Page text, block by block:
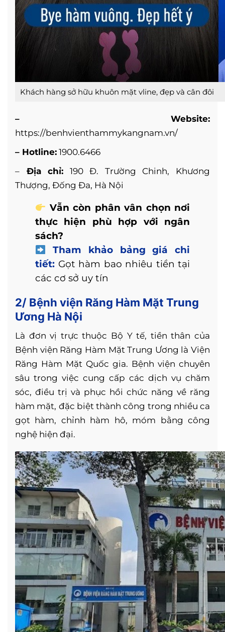
Khách hàng sở hữu khuôn mặt vline, đẹp và cân đôi
– Website:
https://benhvienthammykangnam.vn/
– Hotline: 1900.6466
– Địa chỉ: 190 Đ. Trường Chinh, Khương
Thượng, Đống Đa, Hà Nội
Vẫn còn phân vân chọn nơi
thực hiện phù hợp với ngân
sách?
Tham khảo bảng giá chi
tiết: Gọt hàm bao nhiêu tiền tại
các cơ sở uy tín
2/ Bệnh viện Răng Hàm Mặt Trung
Ương Hà Nội
Là đơn vị trực thuộc Bộ Y tế, tiền thân của
Bệnh viện Răng Hàm Mặt Trung Ương là Viện
Răng Hàm Mặt Quốc gia. Bệnh viện chuyên
sâu trong việc cung cấp các dịch vụ chăm
sóc, điều trị và phục hồi chức năng về răng
hàm mặt, đặc biệt thành công trong nhiều ca
gọt hàm, chỉnh hàm hô, móm bằng công
nghệ hiện đại.